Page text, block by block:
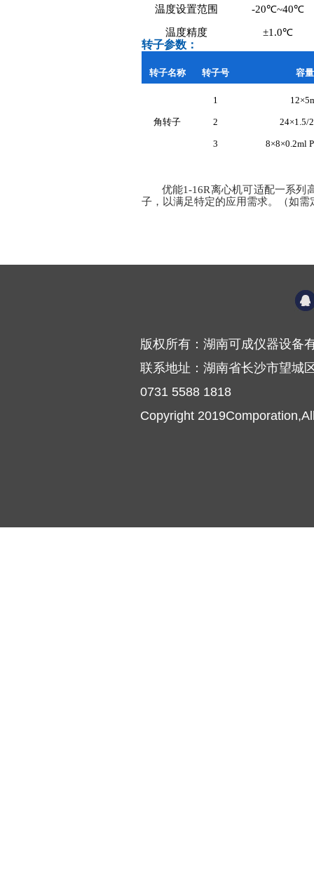
温度设置范围 -20℃~40℃
温度精度 ±1.0℃
转子参数：
转子名称 转子号 容量
角转子
1
2 24×1.5/
3 8×8×0.2ml
优能1-16R离心机可适配一系列
子，以满足特定的应用需求。（如
版权所有：湖南可成仪器设备
联系地址：湖南省长沙市望城
0731 5588 1818
Copyright